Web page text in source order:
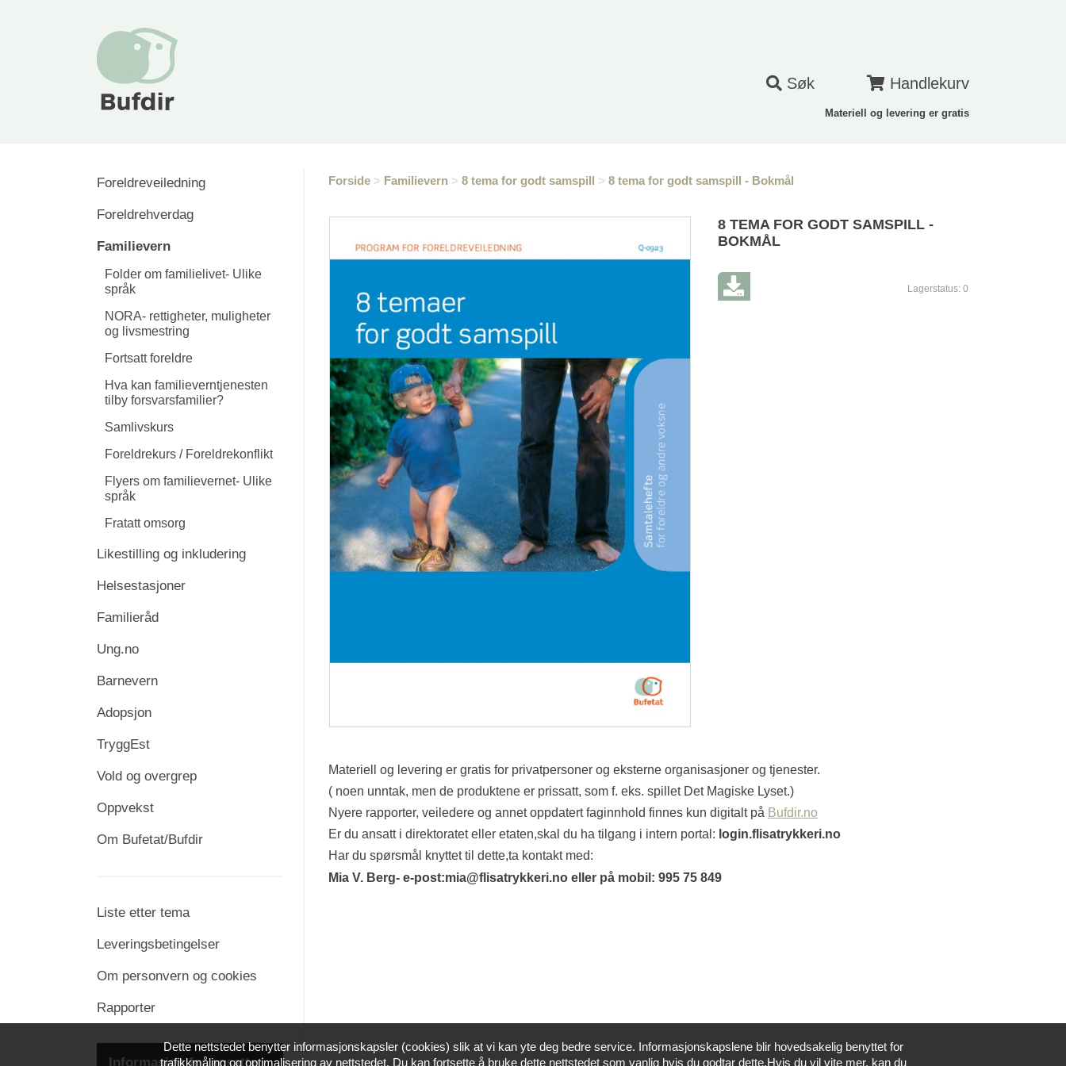
Søk Handlekurv
Materiell og levering er gratis
Foreldreveiledning
Foreldrehverdag
Familievern
Folder om familielivet- Ulike
språk
NORA- rettigheter, muligheter
og livsmestring
Fortsatt foreldre
Hva kan familieverntjenesten
tilby forsvarsfamilier?
Samlivskurs
Foreldrekurs / Foreldrekonflikt
Flyers om familievernet- Ulike
språk
Fratatt omsorg
Likestilling og inkludering
Helsestasjoner
Familieråd
Ung.no
Barnevern
Adopsjon
TryggEst
Vold og overgrep
Oppvekst
Om Bufetat/Bufdir
Liste etter tema
Leveringsbetingelser
Om personvern og cookies
Rapporter
Informasjon for ansatte i
Forside > Familievern > 8 tema for godt samspill > 8 tema for godt samspill - Bokmål
8 TEMA FOR GODT SAMSPILL -
BOKMÅL
Lagerstatus:0
Materiell og levering er gratis for privatpersoner og eksterne organisasjoner og tjenester.
( noen unntak, men de produktene er prissatt, som f. eks. spillet Det Magiske Lyset.)
Nyere rapporter, veiledere og annet oppdatert faginnhold finnes kun digitalt på Bufdir.no
Er du ansatt i direktoratet eller etaten,skal du ha tilgang i intern portal: login.flisatrykkeri.no
Har du spørsmål knyttet til dette,ta kontakt med:
Mia V. Berg- e-post:mia@flisatrykkeri.no eller på mobil: 995 75 849
Dette nettstedet benytter informasjonskapsler (cookies) slik at vi kan yte deg bedre service. Informasjonskapslene blir hovedsakelig benyttet for
trafikkmåling og optimalisering av nettstedet. Du kan fortsette å bruke dette nettstedet som vanlig hvis du godtar dette.Hvis du vil vite mer, kan du